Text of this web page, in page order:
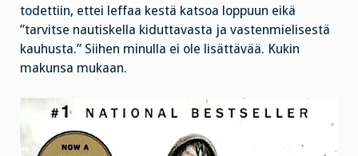
todettiin, ettei leffaa kestä katsoa loppuun eikä
”tarvitse nautiskella kiduttavasta ja vastenmielisestä
kauhusta.” Siihen minulla ei ole lisättävää. Kukin
makunsa mukaan.